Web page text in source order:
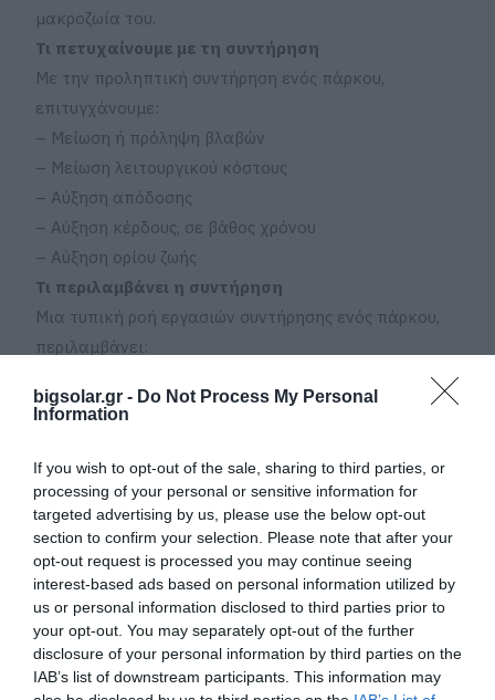
bigsolar.gr - Do Not Process My Personal
Information
If you wish to opt-out of the sale, sharing to third parties, or
processing of your personal or sensitive information for
targeted advertising by us, please use the below opt-out
section to confirm your selection. Please note that after your
opt-out request is processed you may continue seeing
interest-based ads based on personal information utilized by
us or personal information disclosed to third parties prior to
your opt-out. You may separately opt-out of the further
disclosure of your personal information by third parties on the
IAB’s list of downstream participants. This information may
μακροζωία του.
Τι πετυχαίνουμε με τη συντήρηση
Με την προληπτική συντήρηση ενός πάρκου,
επιτυγχάνουμε:
– Μείωση ή πρόληψη βλαβών
– Μείωση λειτουργικού κόστους
– Αύξηση απόδοσης
– Αύξηση κέρδους, σε βάθος χρόνου
– Αύξηση ορίου ζωής
Τι περιλαμβάνει η συντήρηση
Μια τυπική ροή εργασιών συντήρησης ενός πάρκου,
περιλαμβάνει:
oΧώρος υποσταθμού (γενικά)
oΧώρος μετασχηματιστή
oΧώρος γενικού πίνακα & υποπίνακα χαμηλής
τάσης
oΘερμογραφικός έλεγχος (κύριου εξοπλισμού
πίνακα Μ.Τ. & Χ.Τ.)
2. Ετήσια συντήρηση πάρκου
o
Φ/Β πλαίσια – Σύστημα στήριξης
o Ηλεκτρολογικές εγκαταστάσεις χαμηλής